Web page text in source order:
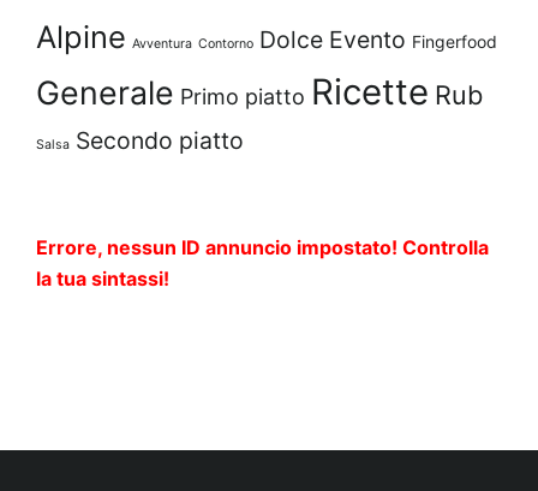
Alpine Avventura Contorno Dolce Evento Fingerfood
Generale Primo piatto Ricette Rub
Salsa Secondo piatto
Errore, nessun ID annuncio impostato! Controlla
la tua sintassi!